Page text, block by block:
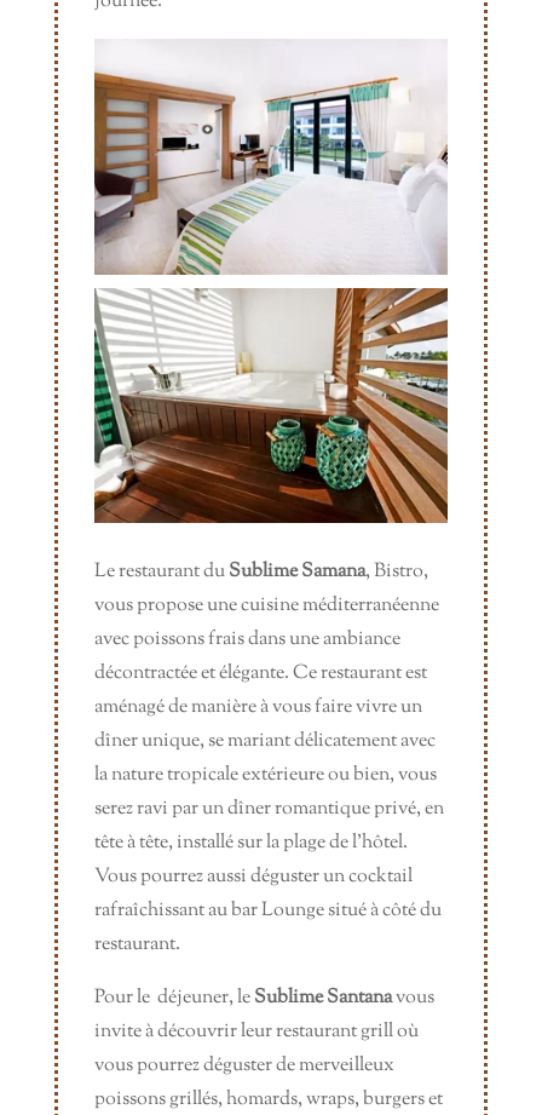
Le restaurant duSublime Samana, Bistro,
vous propose une cuisine méditerranéenne
avec poissons frais dans une ambiance
décontractée et élégante. Ce restaurant est
aménagé de manière à vous faire vivre un
dîner unique, se mariant délicatement avec
la nature tropicale extérieure ou bien, vous
serez ravi par un dîner romantique privé, en
tête à tête, installé sur la plage de l’hôtel.
Vous pourrez aussi déguster un cocktail
rafraîchissant au bar Lounge situé à côté du
restaurant.
Pour le déjeuner, leSublime Santanavous
invite à découvrir leur restaurant grill où
vous pourrez déguster de merveilleux
poissons grillés, homards, wraps, burgers et